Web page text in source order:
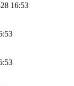
16:53